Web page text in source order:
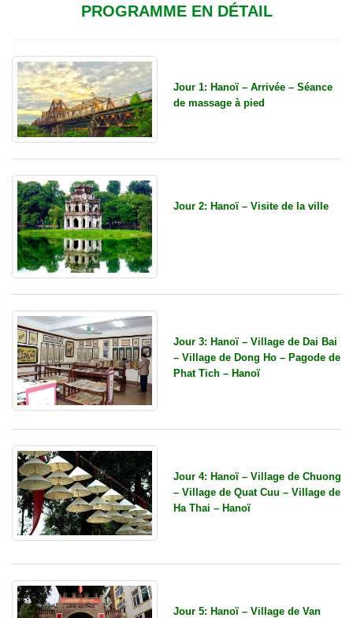
PROGRAMME EN DÉTAIL
Jour 1: Hanoï – Arrivée – Séance
de massage à pied
Jour 2: Hanoï – Visite de la ville
Jour 3: Hanoï – Village de Dai Bai
– Village de Dong Ho – Pagode de
Phat Tich – Hanoï
Jour 4: Hanoï – Village de Chuong
– Village de Quat Cuu – Village de
Ha Thai – Hanoï
Jour 5: Hanoï – Village de Van